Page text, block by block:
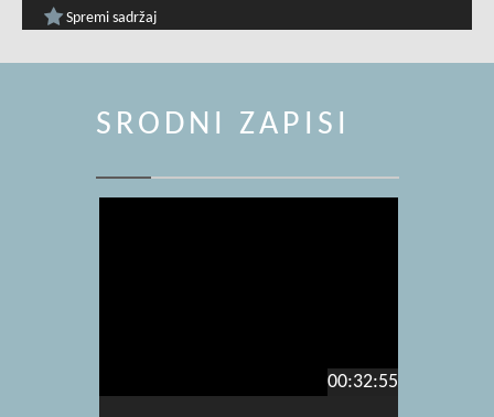
Spremi sadržaj
SRODNI ZAPISI
00:32:55